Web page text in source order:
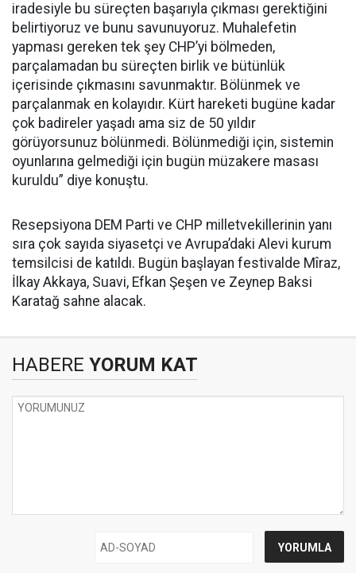
iradesiyle bu süreçten başarıyla çıkması gerektiğini
belirtiyoruz ve bunu savunuyoruz. Muhalefetin
yapması gereken tek şey CHP’yi bölmeden,
parçalamadan bu süreçten birlik ve bütünlük
içerisinde çıkmasını savunmaktır. Bölünmek ve
parçalanmak en kolayıdır. Kürt hareketi bugüne kadar
çok badireler yaşadı ama siz de 50 yıldır
görüyorsunuz bölünmedi. Bölünmediği için, sistemin
oyunlarına gelmediği için bugün müzakere masası
kuruldu” diye konuştu.
Resepsiyona DEM Parti ve CHP milletvekillerinin yanı
sıra çok sayıda siyasetçi ve Avrupa’daki Alevi kurum
temsilcisi de katıldı. Bugün başlayan festivalde Mîraz,
İlkay Akkaya, Suavi, Efkan Şeşen ve Zeynep Baksi
Karatağ sahne alacak.
HABERE YORUM KAT